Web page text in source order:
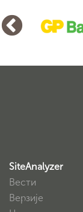
SiteAnalyzer
Вести
Верзије